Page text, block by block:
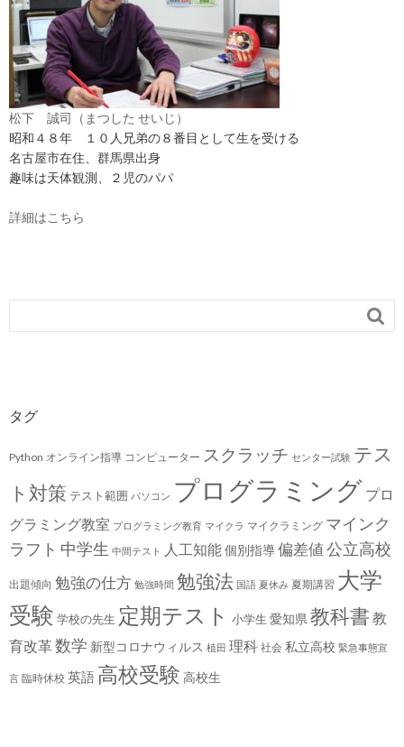
松下 誠司（まつした せいじ）
昭和４８年 １０人兄弟の８番目として生を受ける
名古屋市在住、群馬県出身
趣味は天体観測、２児のパパ
詳細はこちら

タグ
Python オンライン指導 コンピューター スクラッチ センター試験 テス
ト対策 テスト範囲 パソコン プログラミング プロ
グラミング教室 プログラミング教育 マイクラ マイクラミング マインク
ラフト 中学生 中間テスト 人工知能個別指導偏差値 公立高校
出題傾向 勉強の仕方 勉強時間 勉強法 国語 夏休み 夏期講習 大学
受験 学校の先生 定期テスト 小学生 愛知県 教科書 教
育改革数学 新型コロナウィルス 植田 理科 社会 私立高校 緊急事態宣
言 臨時休校 英語 高校受験 高校生